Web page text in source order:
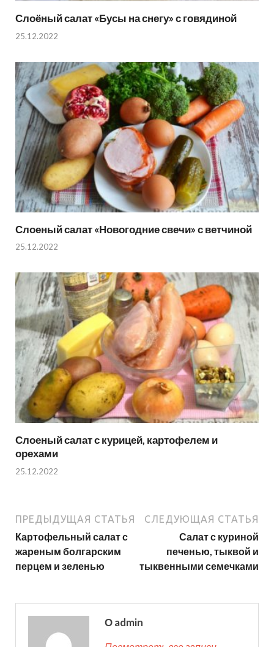
Слоёный салат «Бусы на снегу» с говядиной
25.12.2022
Слоеный салат «Новогодние свечи» с ветчиной
25.12.2022
Слоеный салат с курицей, картофелем и
орехами
25.12.2022
ПРЕДЫДУЩАЯ СТАТЬЯ
Картофельный салат с
жареным болгарским
перцем и зеленью
СЛЕДУЮЩАЯ СТАТЬЯ
Салат с куриной
печенью, тыквой и
тыквенными семечками
О admin